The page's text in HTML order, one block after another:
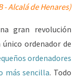
- Alcalá de Henares)
gran revolución
ordenador de
ordenadores
más sencilla. Todo